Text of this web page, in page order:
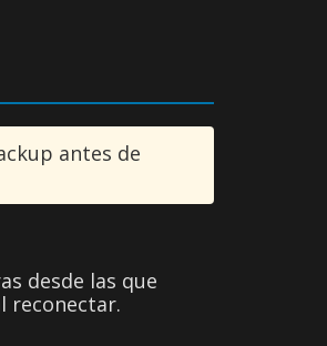
antes de
desde las que
reconectar.